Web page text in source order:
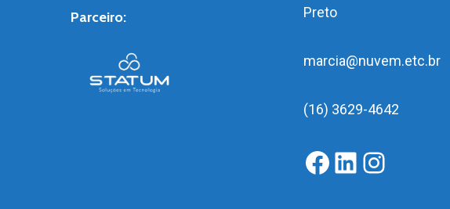
Parceiro:
Preto
marcia@nuvem.etc.br
(16) 3629-4642
facebook
LinkedIn